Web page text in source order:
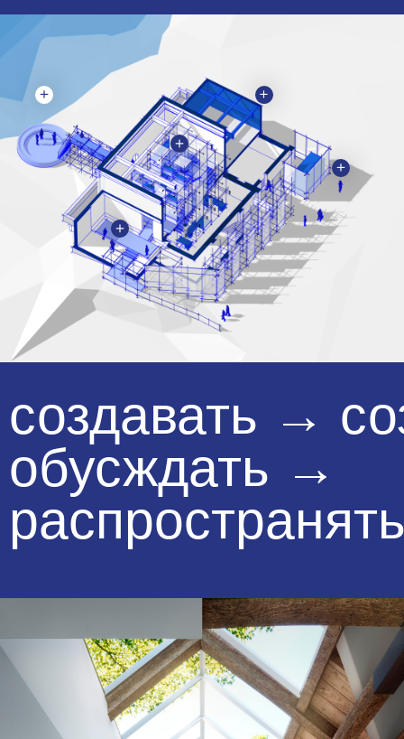
ссылки на нормативные базы
и исследования.
Это — помещение для познания
и размышлений, лобби проекта.
создавать
Центральная часть станет
коворкингом, объединяющим
верхний и нижний залы.
Более утилитарное использование
низа в створе
с изначальной концепцией
архитектора предполагает
возможности для полноценной